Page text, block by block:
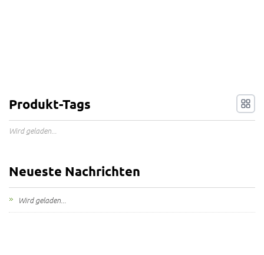
Produkt-Tags
Wird geladen...
Neueste Nachrichten
Wird geladen...